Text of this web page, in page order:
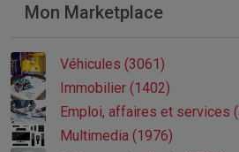
Mon Marketplace
Véhicules (3061)
Immobilier (1402)
Emploi, affaires et services
Multimedia (1976)